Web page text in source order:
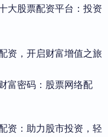
大股票配资平台：投资
资，开启财富增值之旅
富密码：股票网络配
资：助力股市投资，轻